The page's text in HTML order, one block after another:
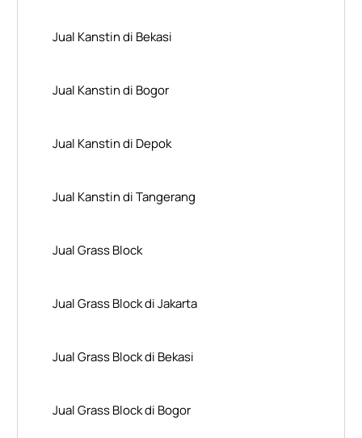
Jual Kanstin di Bekasi
Jual Kanstin di Bogor
Jual Kanstin di Depok
Jual Kanstin di Tangerang
Jual Grass Block
Jual Grass Block di Jakarta
Jual Grass Block di Bekasi
Jual Grass Block di Bogor